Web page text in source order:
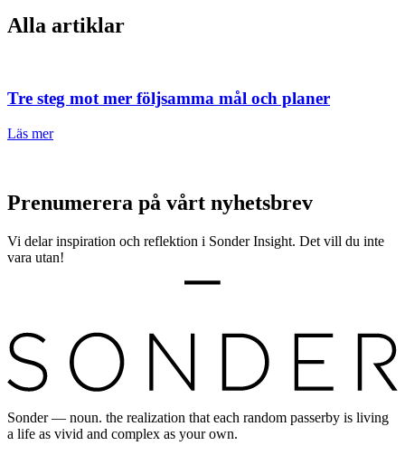
Alla artiklar
Tre steg mot mer följsamma mål och planer
Läs mer
Prenumerera på vårt nyhetsbrev
Vi delar inspiration och reflektion i Sonder Insight. Det vill du inte
vara utan!
Sonder — noun. the realization that each random passerby is living
a life as vivid and complex as your own.